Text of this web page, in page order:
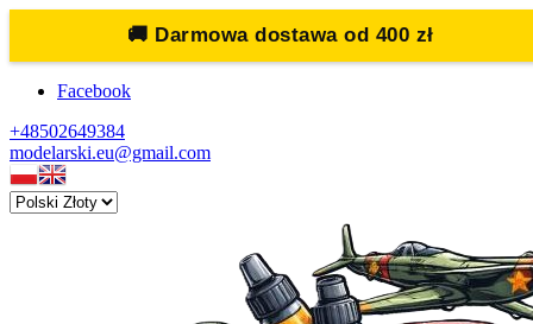
🚚 Darmowa dostawa od 400 zł
Facebook
+48502649384
modelarski.eu@gmail.com